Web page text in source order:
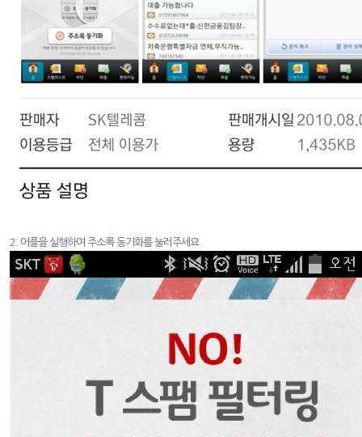
2. 어플을 실행하여 주소록 동기화를 눌러주세요.